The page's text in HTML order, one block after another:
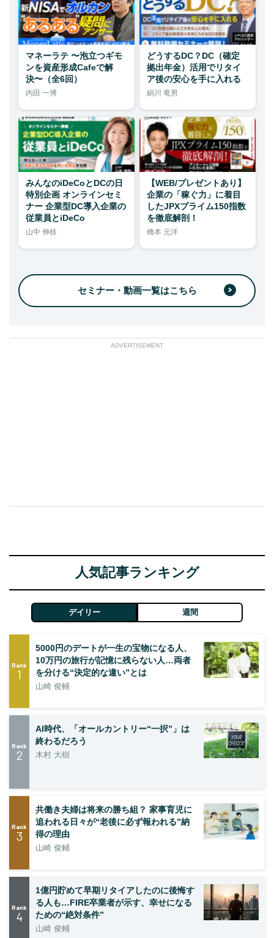
マネーラテ 〜泡立つギモ
ンを資産形成Cafeで解
決〜（全6回）
内田 一博
どうするDC？DC（確定
拠出年金）活用でリタイ
ア後の安心を手に入れる
絹川 竜男
みんなのiDeCoとDCの日
特別企画 オンラインセミ
ナー 企業型DC導入企業の
従業員とiDeCo
山中 伸枝
【WEB/プレゼントあり】
企業の「稼ぐ力」に着目
したJPXプライム150指数
を徹底解剖！
橋本 元洋
セミナー・動画一覧はこちら
ADVERTISEMENT
人気記事ランキング
デイリー 週間
Rank
1
5000円のデートが一生の宝物になる人、
10万円の旅行が記憶に残らない人…両者
を分ける“決定的な違い”とは
山崎 俊輔
Rank
2
AI時代、「オールカントリー“一択”」は
終わるだろう
木村 大樹
Rank
3
共働き夫婦は将来の勝ち組？ 家事育児に
追われる日々が“老後に必ず報われる”納
得の理由
山崎 俊輔
Rank
4
1億円貯めて早期リタイアしたのに後悔す
る人も…FIRE卒業者が示す、幸せになる
ための“絶対条件”
山崎 俊輔